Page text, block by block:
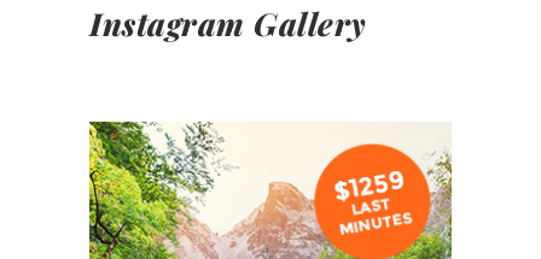
Instagram Gallery